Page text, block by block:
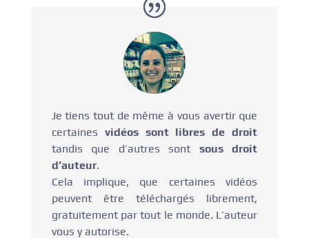
Je tiens tout de même à vous avertir que
certaines vidéos sont libres de droit
tandis que d’autres sont sous droit
d’auteur.
Cela implique, que certaines vidéos
peuvent être téléchargés librement,
gratuitement par tout le monde. L’auteur
vous y autorise.